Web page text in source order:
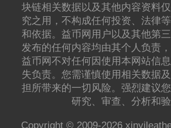
块链相关数据以及其他内容资料
究之用，不构成任何投资、法律
和依据。益币网用户以及其他第
发布的任何内容均由其个人负责，
益币网不对任何因使用本网站信
失负责。您需谨慎使用相关数据
担所带来的一切风险。强烈建议
研究、审查、分析和验
Copyright © 2009-2026